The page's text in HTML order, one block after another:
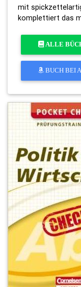
mit
komplettiert das
ALLE
BUCH BEI